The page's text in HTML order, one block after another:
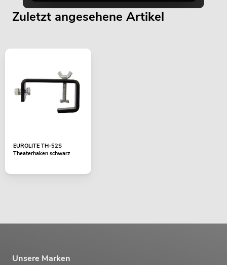
Zuletzt angesehene Artikel
EUROLITE TH-52S
Theaterhaken schwarz
Unsere Marken